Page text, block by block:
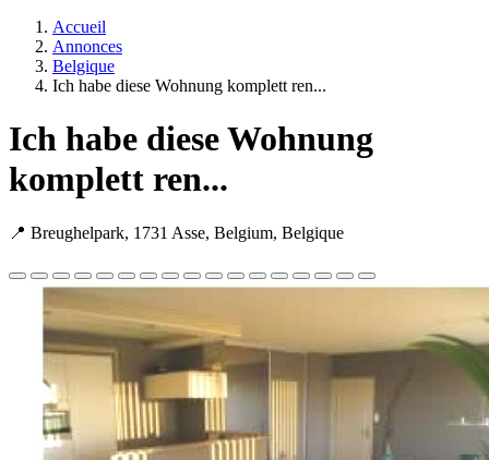
Accueil
Annonces
Belgique
Ich habe diese Wohnung komplett ren...
Ich habe diese Wohnung
komplett ren...
📍 Breughelpark, 1731 Asse, Belgium, Belgique